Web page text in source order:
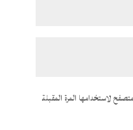
لاستخدامها المرة المقبلة